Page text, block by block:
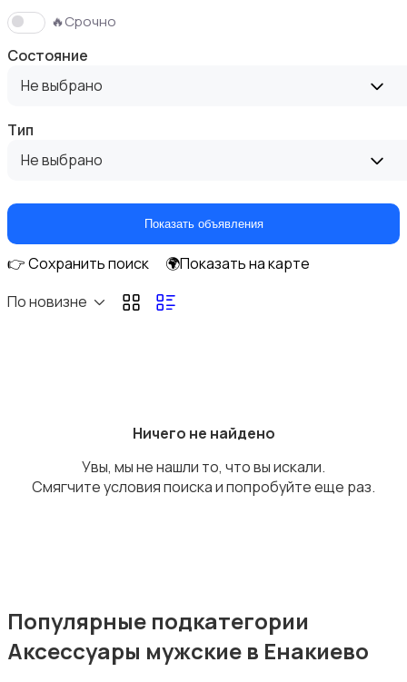
Головные уборы
Комбинезоны
Пиджаки и костюмы
🔥Срочно
Состояние
Не выбрано
Тип
Не выбрано
Показать объявления
👉 Сохранить поиск
🌍Показать на карте
По новизне
Ничего не найдено
Увы, мы не нашли то, что вы искали.
Смягчите условия поиска и попробуйте еще раз.
Популярные подкатегории
Аксессуары мужские в Енакиево